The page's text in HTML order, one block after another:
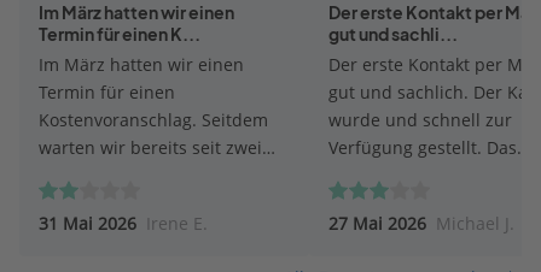
Im März hatten wir einen
Termin für einen K...
Im März hatten wir einen
Termin für einen
Kostenvoranschlag. Seitdem
warten wir bereits seit zwei
Rückmeldung. Nach einem
Anruf wurde uns ein Rückruf
31 Mai 2026 Irene E.
Der erste Kontakt per
gut und sachli...
Der erste Kontakt per
gut und sachlich. Der
wurde und schnell zur
Verfügung gestellt. Das
Online Meeting statt, was
sehr entgegen kam.
27 Mai 2026 Michael J.